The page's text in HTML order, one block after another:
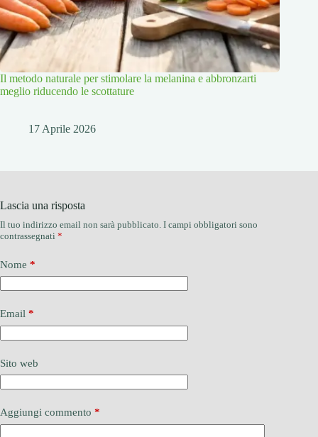
Il metodo naturale per stimolare la melanina e abbronzarti
meglio riducendo le scottature
17 Aprile 2026
Lascia una risposta
Il tuo indirizzo email non sarà pubblicato. I campi obbligatori sono
contrassegnati *
Nome *
Email *
Sito web
Aggiungi commento *